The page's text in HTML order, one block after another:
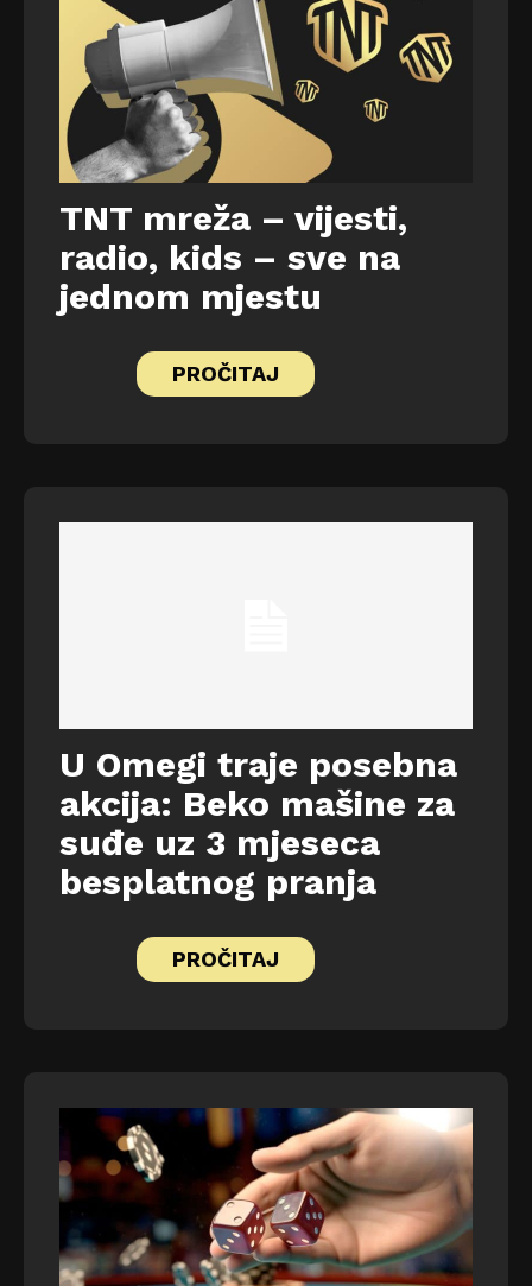
TNT mreža – vijesti,
radio, kids – sve na
jednom mjestu
PROČITAJ
U Omegi traje posebna
akcija: Beko mašine za
suđe uz 3 mjeseca
besplatnog pranja
PROČITAJ